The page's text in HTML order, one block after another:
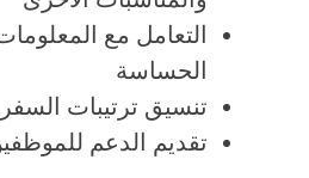
التعامل مع
الحساسة
تنسيق ترتيبات السفر
تقديم الدعم